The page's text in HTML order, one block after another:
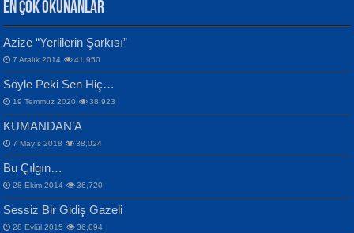
VAHDETTİN YİĞİTCAN
Samimiyet Nedir?...
İPEK ACAR SERT
Gazze’nin Şecaati, Ümmetin İmtihanı...
Bülent Sağlam
Mescid-i Aksâ Üstüne Ay!...
Selahattin Yıldız
İdrakimle Üşürken...
CAHİT SITKI TARANCI
Otuz Beş Yaş Şiiri...
ERDEM BAYAZIT
Sana, Bana, Vatanıma, Ülkemin
İnsanlarına Dair...
EN ÇOK OKUNANLAR
Azize “Yerlilerin Şarkısı”
7 Aralık 2014 41,950
Söyle Peki Sen Hiç…
19 Temmuz 2020 38,923
KUMANDAN’A
7 Mayıs 2018 38,024
Bu Çılgın…
28 Ekim 2014 36,720
Sessiz Bir Gidiş Gazeli
28 Eylül 2015 36,094